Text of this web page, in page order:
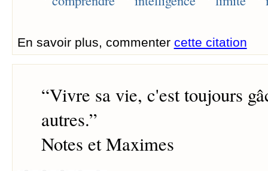
En savoir plus, commenter cette citation
“Vivre sa vie, c'est toujours
autres.”
Notes et Maximes